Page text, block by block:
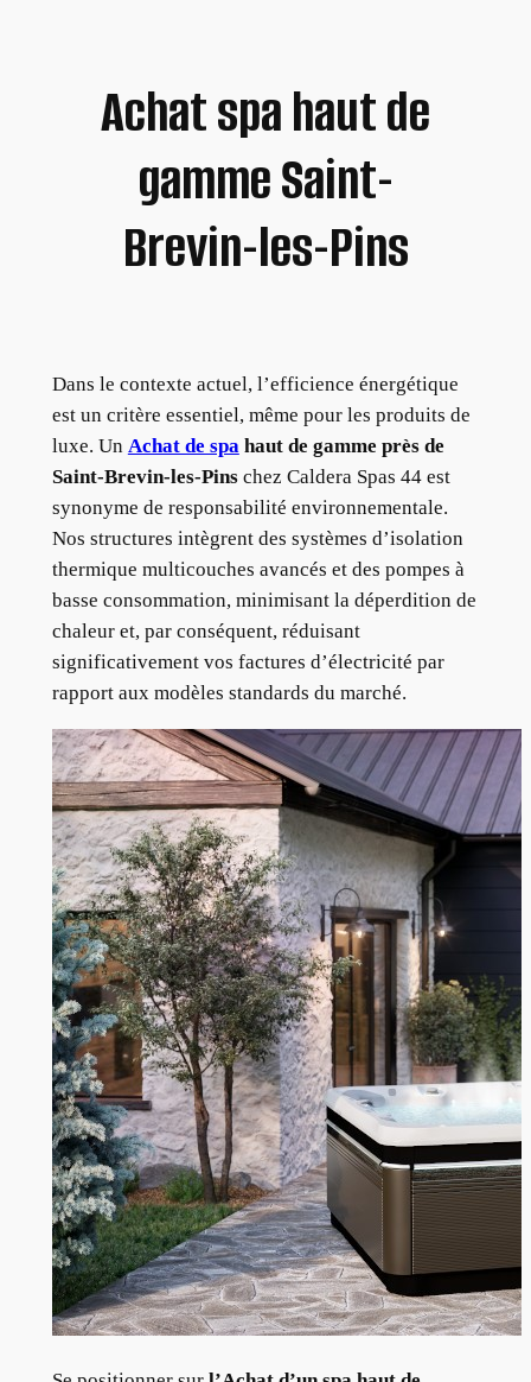
Achat spa haut de
gamme Saint-
Brevin-les-Pins
Dans le contexte actuel, l’efficience énergétique
est un critère essentiel, même pour les produits de
luxe. Un Achat de spahaut de gamme près de
Saint-Brevin-les-Pinschez Caldera Spas 44 est
synonyme de responsabilité environnementale.
Nos structures intègrent des systèmes d’isolation
thermique multicouches avancés et des pompes à
basse consommation, minimisant la déperdition de
chaleur et, par conséquent, réduisant
significativement vos factures d’électricité par
rapport aux modèles standards du marché.